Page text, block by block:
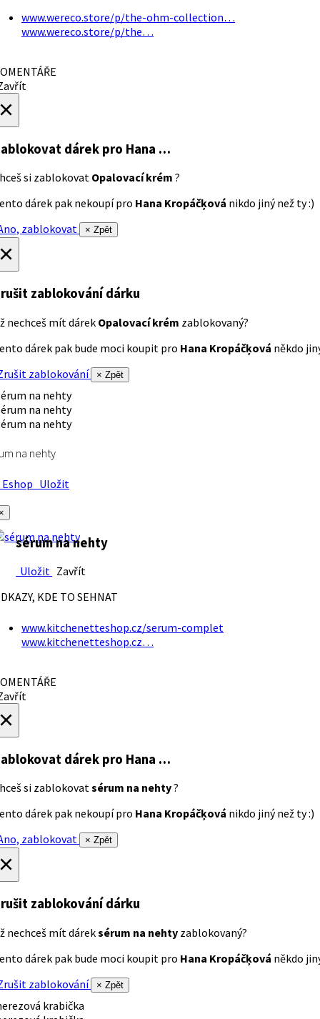
www.wereco.store/p/the-ohm-collection…
www.wereco.store/p/the…
dárek pro Hana …
si zablokovat Opalovací krém ?
dárek pak nekoupí pro Hana Kropáčķová nikdo jiný než ty :)
zablokovat
× Zpět
zablokování dárku
nechceš mít dárek Opalovací krém zablokovaný?
dárek pak bude moci koupit pro Hana Kropáčķová někdo
zablokování
× Zpět
na nehty
Uložit
sérum na nehty
Uložit Zavřít
KDE TO SEHNAT
www.kitchenetteshop.cz/serum-complet
www.kitchenetteshop.cz…
dárek pro Hana …
si zablokovatsérum na nehty?
dárek pak nekoupí pro Hana Kropáčķová nikdo jiný než ty :)
zablokovat
× Zpět
zablokování dárku
nechceš mít dáreksérum na nehty zablokovaný?
dárek pak bude moci koupit pro Hana Kropáčķová někdo
zablokování
× Zpět